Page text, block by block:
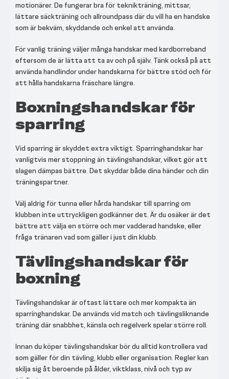
motionärer. De fungerar bra för teknikträning, mittsar,
lättare säckträning och allroundpass där du vill ha en handske
som är bekväm, skyddande och enkel att använda.
För vanlig träning väljer många handskar med kardborreband
eftersom de är lätta att ta av och på själv. Tänk också på att
använda handlindor under handskarna för bättre stöd och för
att hålla handskarna fräschare längre.
Boxningshandskar för
sparring
Vid sparring är skyddet extra viktigt. Sparringhandskar har
vanligtvis mer stoppning än tävlingshandskar, vilket gör att
slagen dämpas bättre. Det skyddar både dina händer och din
träningspartner.
Välj aldrig för tunna eller hårda handskar till sparring om
klubben inte uttryckligen godkänner det. Är du osäker är det
bättre att välja en större och mer vadderad handske, eller
fråga tränaren vad som gäller i just din klubb.
Tävlingshandskar för
boxning
Tävlingshandskar är oftast lättare och mer kompakta än
sparringhandskar. De används vid match och tävlingsliknande
träning där snabbhet, känsla och regelverk spelar större roll.
Innan du köper tävlingshandskar bör du alltid kontrollera vad
som gäller för din tävling, klubb eller organisation. Regler kan
skilja sig åt beroende på ålder, viktklass, nivå och typ av